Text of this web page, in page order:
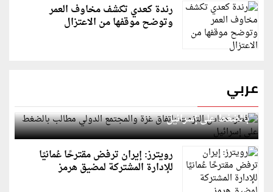
رندة كعدي تكشف مخاوف العمر
وتوضح موقفها من الاعتزال
عربي
قطر: حماس التزمت باتفاق غزة والمجتمع الدولي مطالب
بالضغط على إسرائيل
رويترز: إيران ترفض مقترحًا عُمانيًا
للإدارة المشتركة لمضيق هرمز